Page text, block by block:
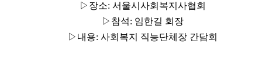
▷장소: 서울시사회복지사협회
▷참석: 임한길 회장
▷내용: 사회복지 직능단체장 간담회